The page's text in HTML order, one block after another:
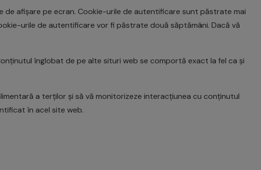
afișare pe ecran. Cookie-urile de autentificare sunt păstrate mai
urile de autentificare vor fi păstrate două săptămâni. Dacă vă
înglobat de pe alte situri web se comportă exact la fel ca și
a terților și să vă monitorizeze interacțiunea cu conținutul
în acel site web.